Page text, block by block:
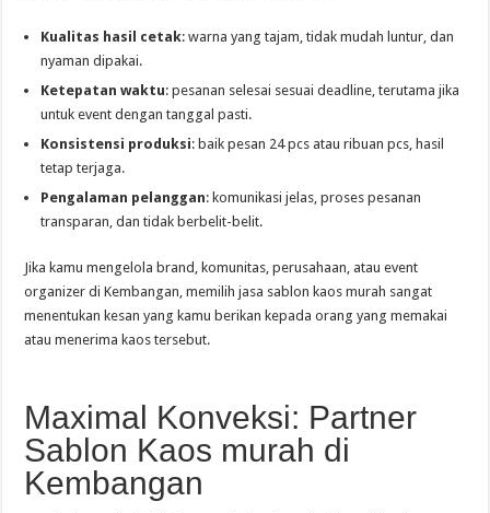
Kualitas hasil cetak: warna yang tajam, tidak mudah luntur, dan
nyaman dipakai.
Ketepatan waktu: pesanan selesai sesuai deadline, terutama jika
untuk event dengan tanggal pasti.
Konsistensi produksi: baik pesan 24 pcs atau ribuan pcs, hasil
tetap terjaga.
Pengalaman pelanggan: komunikasi jelas, proses pesanan
transparan, dan tidak berbelit-belit.
Jika kamu mengelola brand, komunitas, perusahaan, atau event
organizer di Kembangan, memilih jasa sablon kaos murah sangat
menentukan kesan yang kamu berikan kepada orang yang memakai
atau menerima kaos tersebut.
Maximal Konveksi: Partner
Sablon Kaos murah di
Kembangan